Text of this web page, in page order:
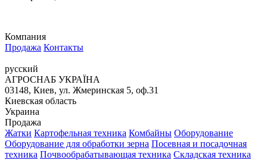
Компания
Продажа Контакты
русский
АГРОСНАБ УКРАЇНА
03148, Киев, ул. Жмеринская 5, оф.31
Киевская область
Украина
Продажа
Жатки Картофельная техника Комбайны Оборудование
Оборудование для обработки зерна Посевная и посадочная
техника Почвообрабатывающая техника Складская техника